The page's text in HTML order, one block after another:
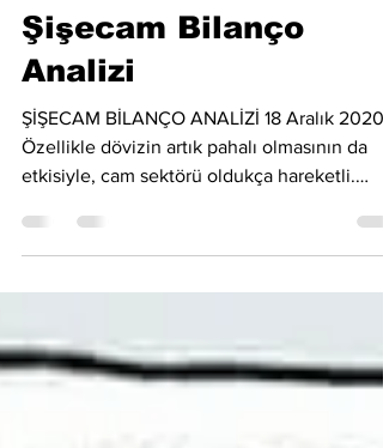
Şişecam Bilanço
Analizi
ŞİŞECAM BİLANÇO ANALİZİ 18 Aralık 2020
Özellikle dövizin artık pahalı olmasının da
etkisiyle, cam sektörü oldukça hareketli.